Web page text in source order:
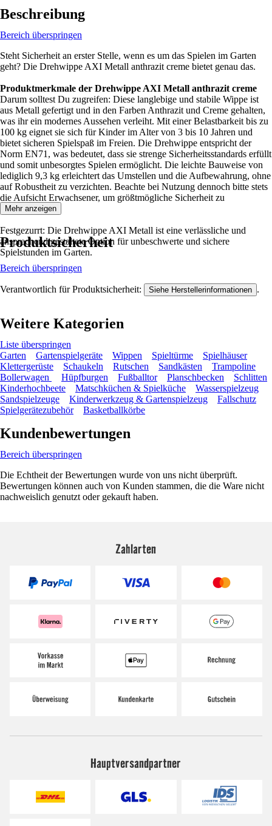
Beschreibung
Bereich überspringen
Steht Sicherheit an erster Stelle, wenn es um das Spielen im Garten
geht? Die Drehwippe AXI Metall anthrazit creme bietet genau das.
Produktmerkmale der Drehwippe AXI Metall anthrazit creme
Darum solltest Du zugreifen: Diese langlebige und stabile Wippe ist
aus Metall gefertigt und in den Farben Anthrazit und Creme gehalten,
was ihr ein modernes Aussehen verleiht. Mit einer Belastbarkeit bis zu
100 kg eignet sie sich für Kinder im Alter von 3 bis 10 Jahren und
bietet sicheren Spielspaß im Freien. Die Drehwippe entspricht der
Norm EN71, was bedeutet, dass sie strenge Sicherheitsstandards erfüllt
und somit unbesorgtes Spielen ermöglicht. Die leichte Bauweise von
lediglich 9,3 kg erleichtert das Umstellen und die Aufbewahrung, ohne
auf Robustheit zu verzichten. Beachte bei Nutzung dennoch bitte stets
die Aufsicht Erwachsener, um größtmögliche Sicherheit zu
gewährleisten.
Festgezurrt: Die Drehwippe AXI Metall ist eine verlässliche und
ansprechend gestaltete Option für unbeschwerte und sichere
Spielstunden im Garten.
Mehr anzeigen
Produktsicherheit
Bereich überspringen
Verantwortlich für Produktsicherheit: Siehe Herstellerinformationen .
Weitere Kategorien
Liste überspringen
Garten
Gartenspielgeräte Wippen Spieltürme
Spielhäuser
Klettergerüste
Schaukeln Rutschen Sandkästen
Trampoline
Bollerwagen
Hüpfburgen Fußballtor Planschbecken
Schlitten
Kinderhochbeete
Matschküchen & Spielküche
Wasserspielzeug
Sandspielzeuge
Kinderwerkzeug & Gartenspielzeug
Fallschutz
Spielgerätezubehör
Basketballkörbe
Kundenbewertungen
Bereich überspringen
Die Echtheit der Bewertungen wurde von uns nicht überprüft.
Bewertungen können auch von Kunden stammen, die die Ware nicht
nachweislich genutzt oder gekauft haben.
Zahlarten
Hauptversandpartner